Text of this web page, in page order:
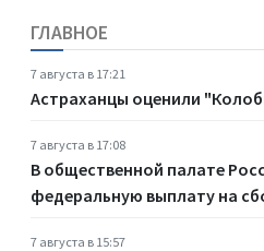
ГЛАВНОЕ
7 августа в 17:21
Астраханцы оценили
7 августа в 17:08
В общественной палате
федеральную выплату на
7 августа в 15:57